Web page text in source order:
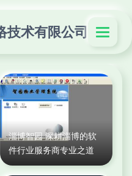
技术有限公司
淄博智园 深耕淄博的软
件行业服务商专业之道